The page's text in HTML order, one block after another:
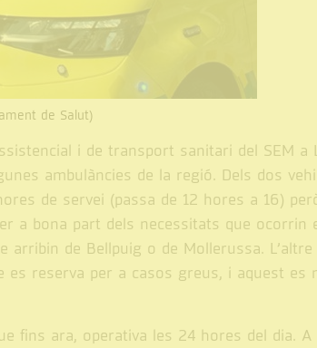
de Salut)
i de transport sanitari del SEM a
ambulàncies de la regió. Dels dos
de servei (passa de 12 hores a 16)
a bona part dels necessitats que ocorrin
de Bellpuig o de Mollerussa.
es reserva per a casos greus, i aquest es
fins ara, operativa les 24 hores del dia.